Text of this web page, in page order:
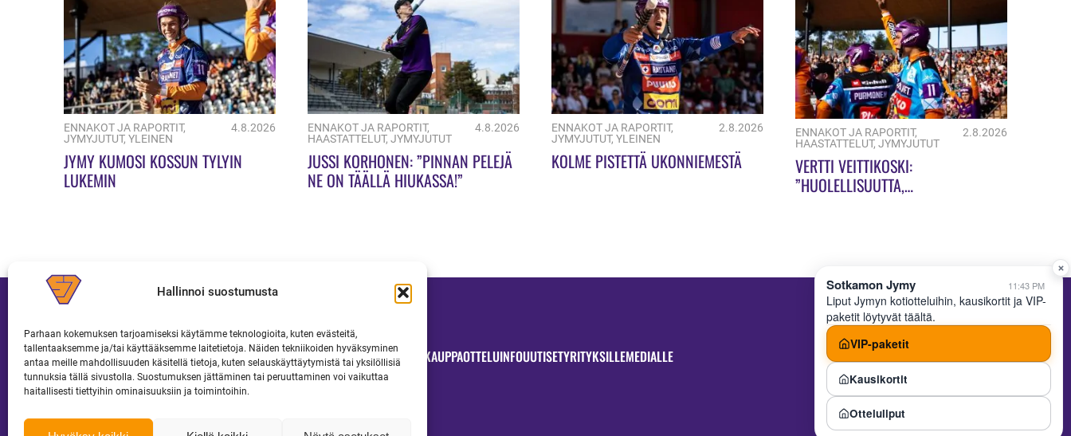
Hallinnoi suostumusta
Parhaan kokemuksen tarjoamiseksi käytämme teknologioita, kuten evästeitä,
tallentaaksemme ja/tai käyttääksemme laitetietoja. Näiden tekniikoiden hyväksyminen
antaa meille mahdollisuuden käsitellä tietoja, kuten selauskäyttäytymistä tai yksilöllisiä
tunnuksia tällä sivustolla. Suostumuksen jättäminen tai peruuttaminen voi vaikuttaa
haitallisesti tiettyihin ominaisuuksiin ja toimintoihin.
ENNAKOT JA RAPORTIT,
JYMYJUTUT, YLEINEN
4.8.2026
JYMY KUMOSI KOSSUN TYLYIN
LUKEMIN
ENNAKOT JA RAPORTIT,
HAASTATTELUT, JYMYJUTUT
4.8.2026
JUSSI KORHONEN: ”PINNAN PELEJÄ
NE ON TÄÄLLÄ HIUKASSA!”
ENNAKOT JA RAPORTIT,
JYMYJUTUT, YLEINEN
2.8.2026
KOLME PISTETTÄ UKONNIEMESTÄ
ENNAKOT JA RAPORTIT,
HAASTATTELUT, JYMYJUTUT
2.8.2026
VERTTI VEITTIKOSKI:
”HUOLELLISUUTTA,
JOUKKUELIPUT JA KAUSIKORTITOTTELUTJYMYKAUPPAOTTELUINFOUUTISETYRITYKSILLEMEDIALLE